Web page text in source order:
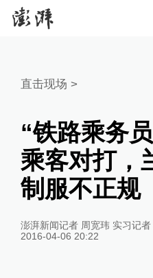
直击现场 >
“铁路乘务
乘客对打，
制服不正规
澎湃新闻记者 周宽玮 实习记
2016-04-06 20:22